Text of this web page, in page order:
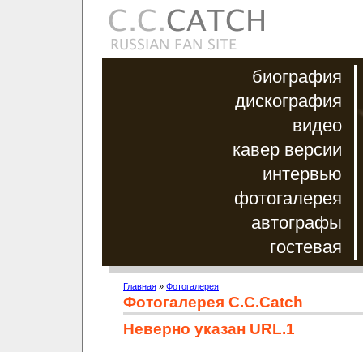
биография
дискография
видео
кавер версии
интервью
фотогалерея
автографы
гостевая
Главная » Фотогалерея
Фотогалерея C.C.Catch
Неверно указан URL.1